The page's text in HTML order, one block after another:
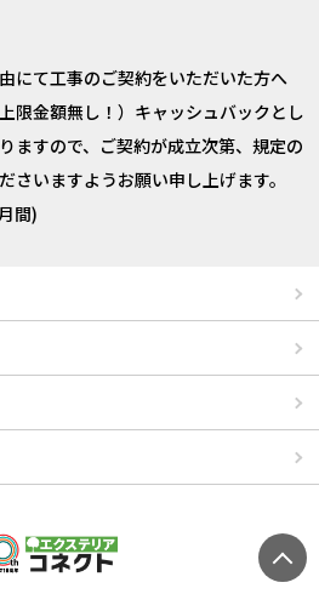
にて工事のご契約をいただいた方へ
限金額無し！）キャッシュバックとし
ますので、ご契約が成立次第、規定の
さいますようお願い申し上げます。
間)